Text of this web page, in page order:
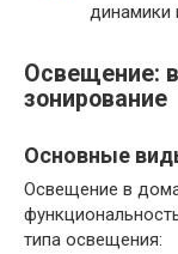
динамики
Освещение:
зонирование
Основные
Освещение в
типа освещения: